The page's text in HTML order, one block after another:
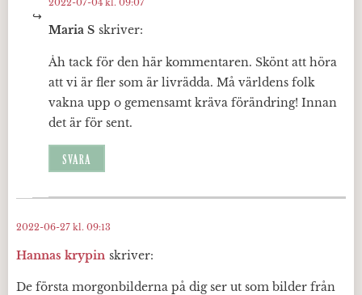
Maria S skriver:
Åh tack för den här kommentaren. Skönt att höra
att vi är fler som är livrädda. Må världens folk
vakna upp o gemensamt kräva förändring! Innan
det är för sent.
SVARA
Hannas krypin skriver:
2022-06-27 kl. 09:13
De första morgonbilderna på dig ser ut som bilder från